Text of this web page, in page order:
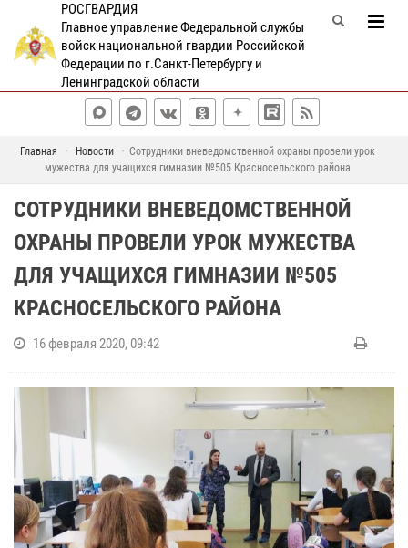
РОСГВАРДИЯ
Главное управление Федеральной службы
войск национальной гвардии Российской
Федерации по г.Санкт-Петербургу и
Ленинградской области
Главная Новости
Сотрудники вневедомственной охраны провели урок
мужества для учащихся гимназии №505 Красносельского района
СОТРУДНИКИ ВНЕВЕДОМСТВЕННОЙ
ОХРАНЫ ПРОВЕЛИ УРОК МУЖЕСТВА
ДЛЯ УЧАЩИХСЯ ГИМНАЗИИ №505
КРАСНОСЕЛЬСКОГО РАЙОНА
16 февраля 2020, 09:42